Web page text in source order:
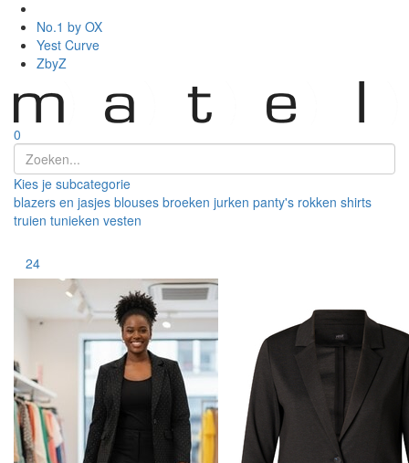
No.1 by OX
Yest Curve
ZbyZ
0
Kies je subcategorie
blazers en jasjes blouses broeken jurken panty's rokken shirts
truien tunieken vesten
24Toon